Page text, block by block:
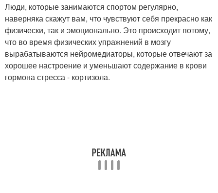
Люди, которые занимаются спортом регулярно,
наверняка скажут вам, что чувствуют себя прекрасно как
физически, так и эмоционально. Это происходит потому,
что во время физических упражнений в мозгу
вырабатываются нейромедиаторы, которые отвечают за
хорошее настроение и уменьшают содержание в крови
гормона стресса - кортизола.